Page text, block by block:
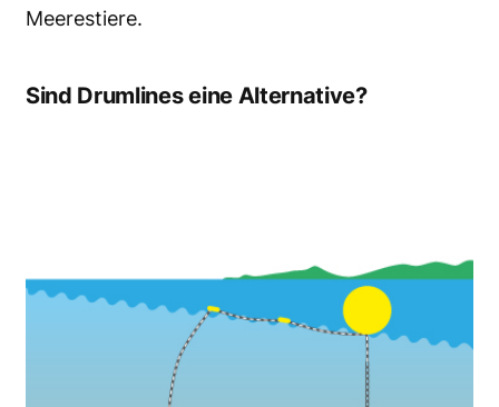
Meerestiere.
Sind Drumlines eine Alternative?